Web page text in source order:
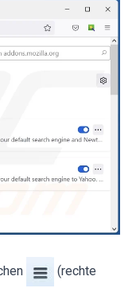
(rechte